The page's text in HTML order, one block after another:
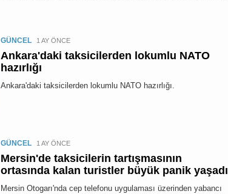
GÜNCEL 1 AY ÖNCE
Ankara'daki taksicilerden lokumlu NATO
hazırlığı
Ankara'daki taksicilerden lokumlu NATO hazırlığı.
GÜNCEL 1 AY ÖNCE
Mersin'de taksicilerin tartışmasının
ortasında kalan turistler büyük panik yaşadı
Mersin Otogarı'nda cep telefonu uygulaması üzerinden yabancı